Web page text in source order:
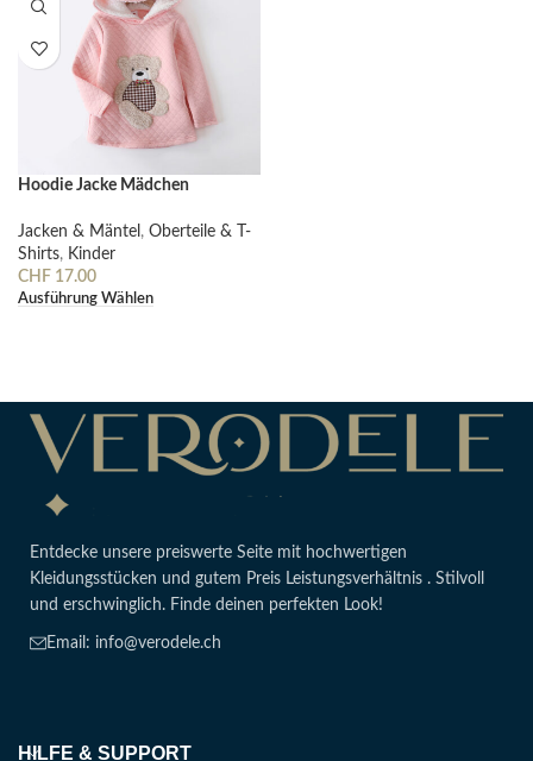
Hoodie Jacke Mädchen
Jacken & Mäntel , Oberteile & T-
Shirts, Kinder
CHF 17.00
Ausführung Wählen
Entdecke unsere preiswerte Seite mit hochwertigen
Kleidungsstücken und gutem Preis Leistungsverhältnis . Stilvoll
und erschwinglich. Finde deinen perfekten Look!
Email: info@verodele.ch
HILFE & SUPPORT